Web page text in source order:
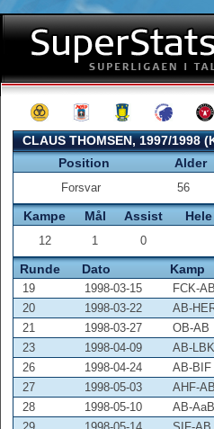
CLAUS THOMSEN, 1997/1998
Position
Alder
Forsvar 56
Kampe Mål Assist
12 1 0
Runde Dato Kamp
19 1998-03-15 FCK-AB
20
1998-03-22 AB-
21
1998-03-27 OB-AB
23
1998-04-09 AB-LBK
26
1998-04-24 AB-BIF
27
1998-05-03 AHF-AB
28
1998-05-10 AB-AaB